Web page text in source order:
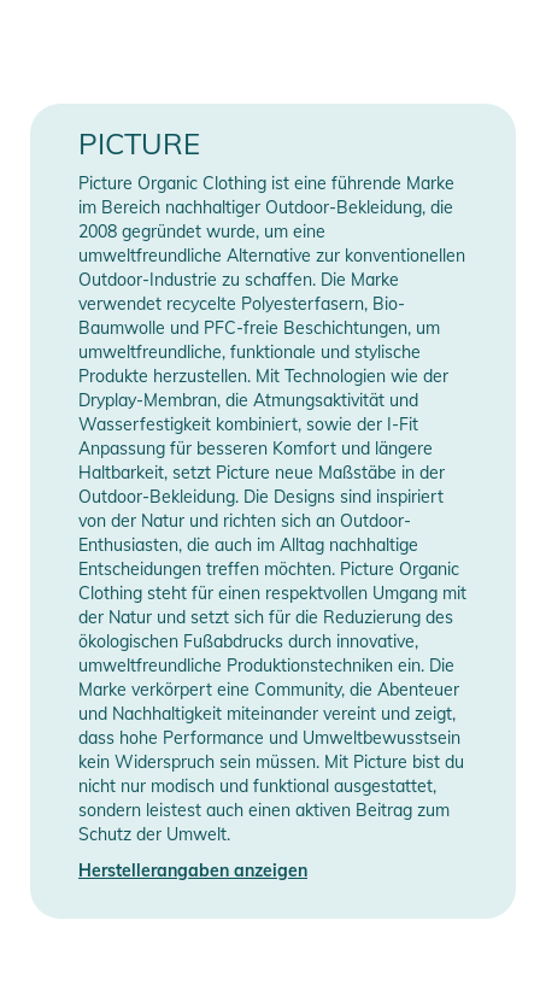
Wasserbeständigkeit auch bei härtesten Winterbedingungen.
Eine Isolierschicht aus Recycled Thermal STD 40 gr/m2 sorgt
Die Teflon Ecoelite PFC-freie dauerhaft wasserabweisende
Imprägnierung sorgt für eine zusätzliche
feuchtigkeitsabweisende Schutzschicht, während die
vollständig versiegelten Nähte die Nässebeständigkeit
optimieren.
Dank des geraden Schnitts ist die Hose universell einsetzbar
und schmeichelt allen Figurtypen. Das ergonomische Design
an Taille und Knien maximiert den Komfort und die zum
Skifahren oder Snowboarden nötige Bewegungsfreiheit.
Die Hose zeichnet sich durch etliche funktionale Features aus:
Schneegamaschen, wärmende Eingrifftaschen mit unter den
Klappen verborgenen Reißverschlüssen zur sicheren
Aufbewahrung von persönlichen Gegenständen und
wasserdichten Belüftungszipper an den Oberschenkeln zur
schnellen und effektiven Temperaturregulierung.
Verstärkungen am unteren Saum sorgen für zusätzliche
Haltbarkeit, während Druckknöpfe eine einfache Anpassung
ermöglichen. Die Gürtelschlaufen an der Taille ermöglichen
eine individuelle Anpassung und der elastische Schneefang
sorgt für einen körpernahen Sitz und schützt vor den
Wetterelementen.
Die PICTURE OBJECT PT ist ein wahres Meisterwerk der
Gender Men
Manufacturer
Information
Herstellerangaben
anzeigen
PICTURE
Picture Organic Clothing ist eine führende Marke
im Bereich nachhaltiger Outdoor-Bekleidung, die
2008 gegründet wurde, um eine
umweltfreundliche Alternative zur konventionellen
Outdoor-Industrie zu schaffen. Die Marke
verwendet recycelte Polyesterfasern, Bio-
Baumwolle und PFC-freie Beschichtungen, um
umweltfreundliche, funktionale und stylische
Produkte herzustellen. Mit Technologien wie der
Dryplay-Membran, die Atmungsaktivität und
Wasserfestigkeit kombiniert, sowie der I-Fit
Anpassung für besseren Komfort und längere
Haltbarkeit, setzt Picture neue Maßstäbe in der
Outdoor-Bekleidung. Die Designs sind inspiriert
von der Natur und richten sich an Outdoor-
Enthusiasten, die auch im Alltag nachhaltige
Entscheidungen treffen möchten. Picture Organic
Clothing steht für einen respektvollen Umgang mit
der Natur und setzt sich für die Reduzierung des
ökologischen Fußabdrucks durch innovative,
umweltfreundliche Produktionstechniken ein. Die
Marke verkörpert eine Community, die Abenteuer
und Nachhaltigkeit miteinander vereint und zeigt,
dass hohe Performance und Umweltbewusstsein
kein Widerspruch sein müssen. Mit Picture bist du
nicht nur modisch und funktional ausgestattet,
sondern leistest auch einen aktiven Beitrag zum
Schutz der Umwelt.
Herstellerangaben anzeigen